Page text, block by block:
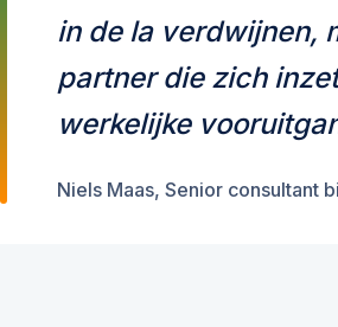
in de la verdwijnen,
partner die zich
werkelijke
Niels Maas, Senior consultant